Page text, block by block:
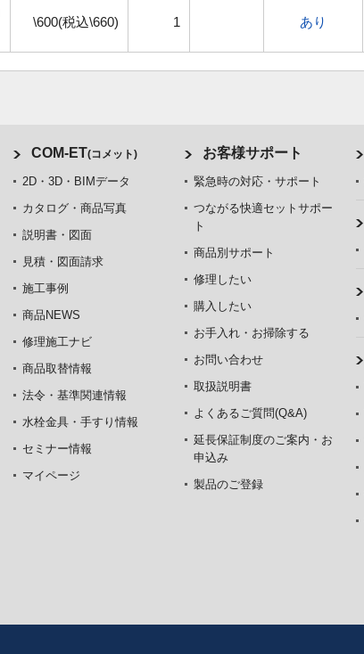
\600(税込\660) 1 あり
COM-ET(コメット)
2D・3D・BIMデータ
カタログ・商品写真
説明書・図面
見積・図面請求
施工事例
商品NEWS
修理施工ナビ
商品取替情報
法令・基準関連情報
水栓金具・手すり情報
セミナー情報
マイページ
お客様サポート
緊急時の対応・サポート
つながる快適セットサポー
ト
商品別サポート
修理したい
購入したい
お手入れ・お掃除する
お問い合わせ
取扱説明書
よくあるご質問(Q&A)
延長保証制度のご案内・お
申込み
製品のご登録